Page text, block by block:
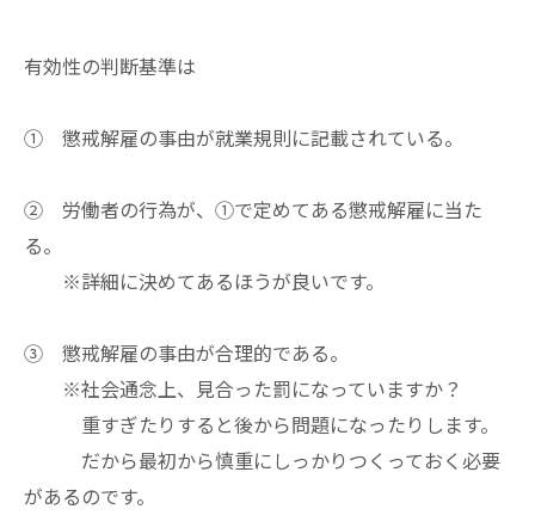
有効性の判断基準は
① 懲戒解雇の事由が就業規則に記載されている。
② 労働者の行為が、①で定めてある懲戒解雇に当た
る。
※詳細に決めてあるほうが良いです。
③ 懲戒解雇の事由が合理的である。
※社会通念上、見合った罰になっていますか？
重すぎたりすると後から問題になったりします。
だから最初から慎重にしっかりつくっておく必要
があるのです。